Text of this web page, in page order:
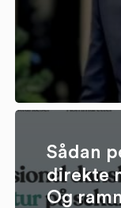
Sådan
direkte
Og